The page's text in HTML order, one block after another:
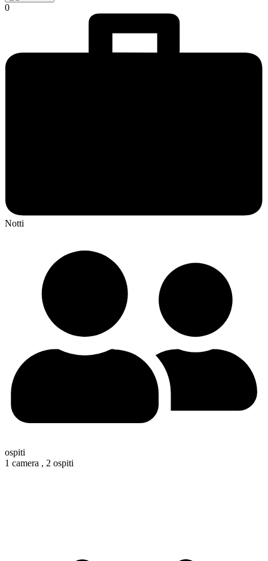
0
Notti
ospiti
1 camera , 2 ospiti